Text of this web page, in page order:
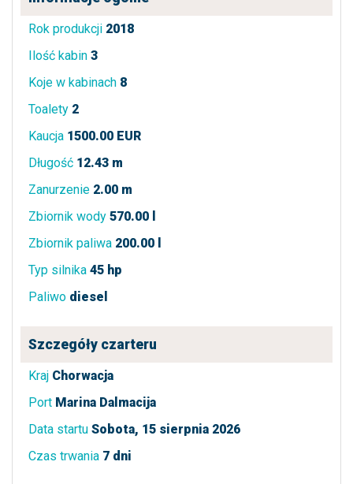
Rok produkcji 2018
Ilość kabin 3
Koje w kabinach 8
Toalety 2
Kaucja 1500.00 EUR
Długość 12.43 m
Zanurzenie 2.00 m
Zbiornik wody 570.00 l
Zbiornik paliwa 200.00 l
Typ silnika 45 hp
Paliwo diesel
Szczegóły czarteru
Kraj Chorwacja
Port Marina Dalmacija
Data startu Sobota, 15 sierpnia 2026
Czas trwania 7 dni